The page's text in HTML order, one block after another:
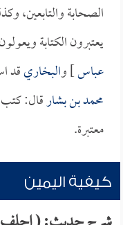
الصحابة والتابعين،
يعتبرون الكتابة
عباس] والبخاريقد
محمد بن بشارقال: كتب
معتبرة.
كيفية اليمين